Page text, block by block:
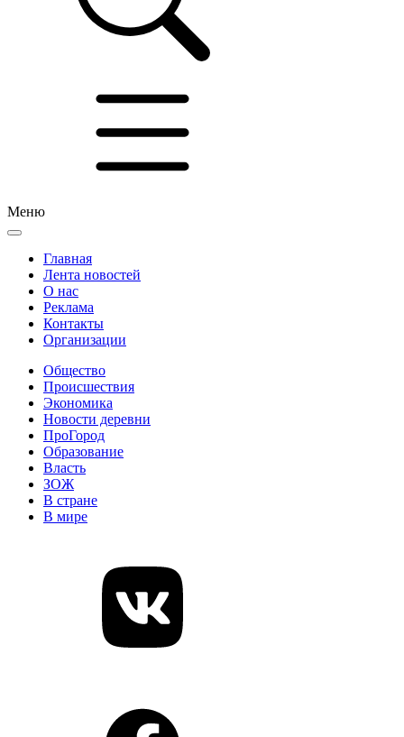
Меню
Главная
Лента новостей
О нас
Реклама
Контакты
Организации
Общество
Происшествия
Экономика
Новости деревни
ПроГород
Образование
Власть
ЗОЖ
В стране
В мире